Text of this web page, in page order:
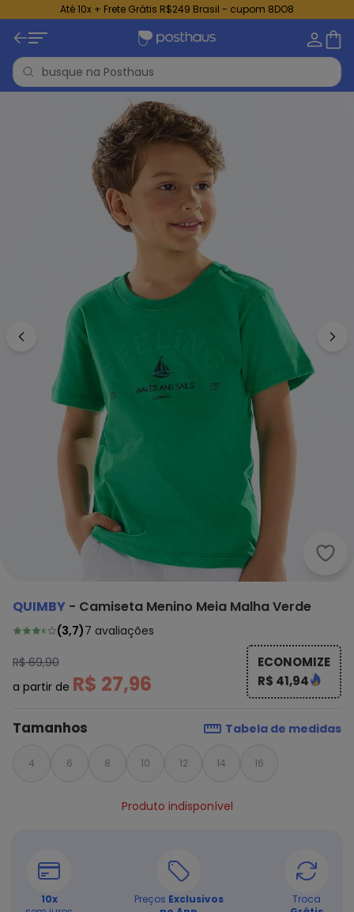
Até 10x + Frete Grátis R$249 Brasil - cupom 8DO8
QUIMBY - Camiseta Menino Meia Malha Verde
(3,7)7 avaliações
R$ 69,90
a partir de R$ 27,96
ECONOMIZE
R$ 41,94
Tamanhos Tabela de medidas
4 6 8 10 12 14 16
Produto indisponível
10x
Preços Exclusivos
Troca